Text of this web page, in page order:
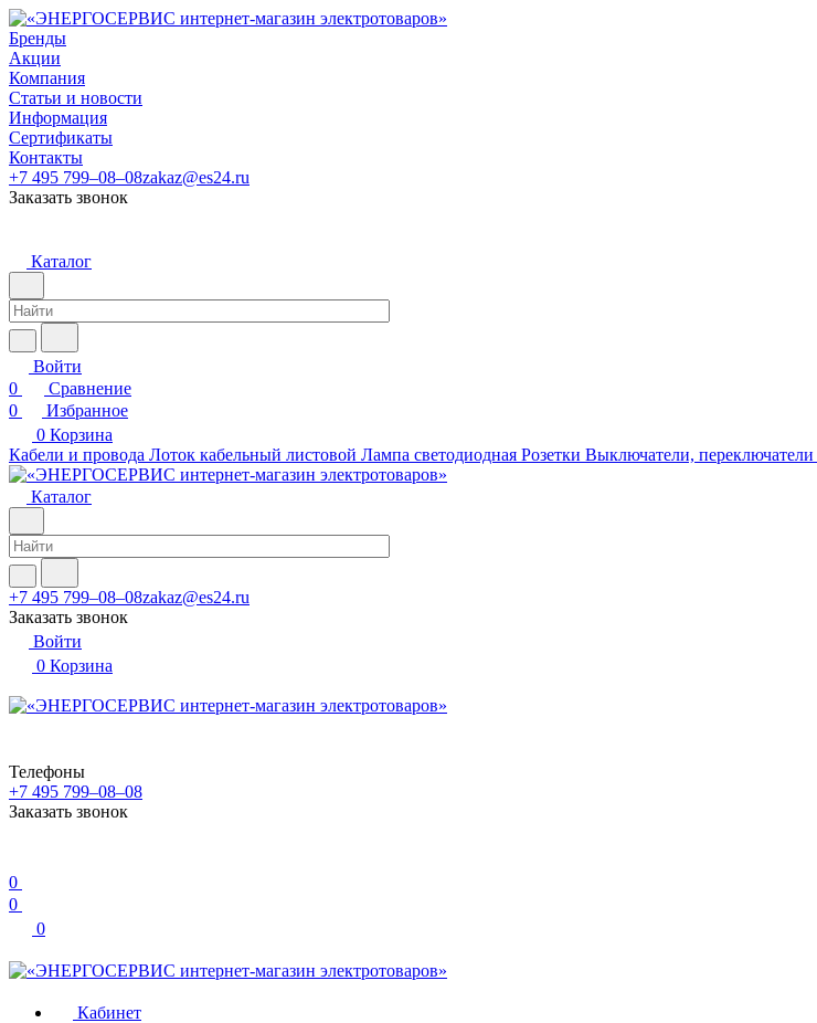
Бренды
Акции
Компания
Статьи и новости
Информация
Сертификаты
Контакты
+7 495 799–08–08zakaz@es24.ru
Заказать звонок
Каталог
Войти
0
Сравнение
0
Избранное
0 Корзина
Кабели и провода Лоток кабельный листовой Лампа светодиодная Розетки Выключатели, переключатели
Каталог
+7 495 799–08–08zakaz@es24.ru
Заказать звонок
Войти
0 Корзина
Телефоны
+7 495 799–08–08
Заказать звонок
0
0
0
Кабинет